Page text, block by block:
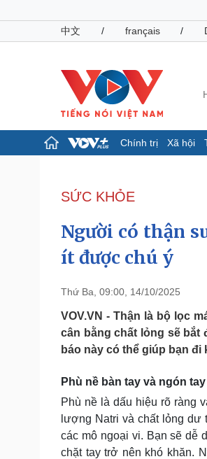
中文
/ français /
Chính trị Xã hội
Đảng
Tổ chức nhân sự
Nhận diện sự thật
Pháp luật
Tin nóng
Tư vấn luật
Dinh dưỡng - món ngon
Cây thuốc
Sản phụ khoa
Nhi khoa
SỨC KHỎE
Người có thận
ít được chú ý
Thứ Ba, 09:00, 14/10/2025
VOV.VN - Thận là bộ lọc
cân bằng chất lỏng sẽ bắt
báo này có thể giúp bạn
Phù nề bàn tay và ngón
Phù nề là dấu hiệu rõ ràng
lượng Natri và chất lỏng
các mô ngoại vi. Bạn sẽ dễ
chặt tay trở nên khó khăn.